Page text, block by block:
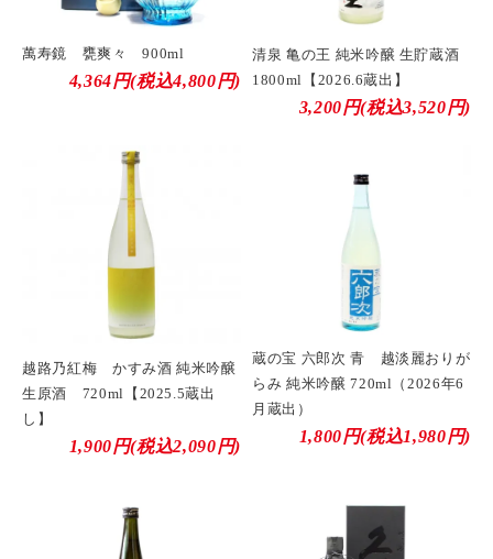
萬寿鏡 甕爽々 900ml
4,364円(税込4,800円)
清泉 亀の王 純米吟醸 生貯蔵酒
1800ml【2026.6蔵出】
3,200円(税込3,520円)
越路乃紅梅 かすみ酒 純米吟醸
生原酒 720ml【2025.5蔵出
し】
1,900円(税込2,090円)
蔵の宝 六郎次 青 越淡麗おりが
らみ 純米吟醸 720ml（2026年6
月蔵出）
1,800円(税込1,980円)